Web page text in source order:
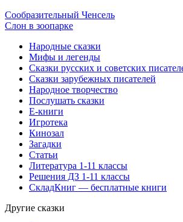
Сообразительный Ченсель
Слон в зоопарке
Народные сказки
Мифы и легенды
Сказки русских и советских
Сказки зарубежных писателей
Народное творчество
Послушать сказки
Е-книги
Игротека
Кинозал
Загадки
Статьи
Литература 1-11 классы
Решения ДЗ 1-11 классы
СкладКниг — бесплатные книги
Другие сказки